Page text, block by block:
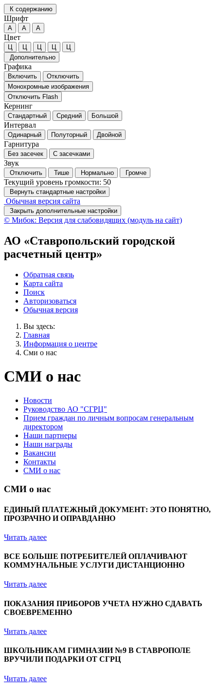
К содержанию
Шрифт
А А А
Цвет
Ц Ц Ц Ц
Ц
Дополнительно
Графика
Включить
Отключить
Монохромные изображения
Отключить Flash
Кернинг
Стандартный Средний Большой
Интервал
Одинарный Полуторный Двойной
Гарнитура
Без засечек С засечками
Звук
Отключить Тише Нормально Громче
Текущий уровень громкости: 50
Вернуть стандартные настройки
Обычная версия сайта
Закрыть дополнительные настройки
© Мибок: Версия для слабовидящих (модуль на сайт)
АО «Ставропольский городской
расчетный центр»
Обратная связь
Карта сайта
Поиск
Авторизоваться
Обычная версия
Вы здесь:
Главная
Информация о центре
Сми о нас
СМИ о нас
Новости
Руководство АО "СГРЦ"
Прием граждан по личным вопросам генеральным
директором
Наши партнеры
Наши награды
Вакансии
Контакты
СМИ о нас
СМИ о нас
ЕДИНЫЙ ПЛАТЕЖНЫЙ ДОКУМЕНТ: ЭТО ПОНЯТНО,
ПРОЗРАЧНО И ОПРАВДАННО
Читать далее
ВСЕ БОЛЬШЕ ПОТРЕБИТЕЛЕЙ ОПЛАЧИВАЮТ
КОММУНАЛЬНЫЕ УСЛУГИ ДИСТАНЦИОННО
Читать далее
ПОКАЗАНИЯ ПРИБОРОВ УЧЕТА НУЖНО СДАВАТЬ
СВОЕВРЕМЕННО
Читать далее
ШКОЛЬНИКАМ ГИМНАЗИИ №9 В СТАВРОПОЛЕ
ВРУЧИЛИ ПОДАРКИ ОТ СГРЦ
Читать далее